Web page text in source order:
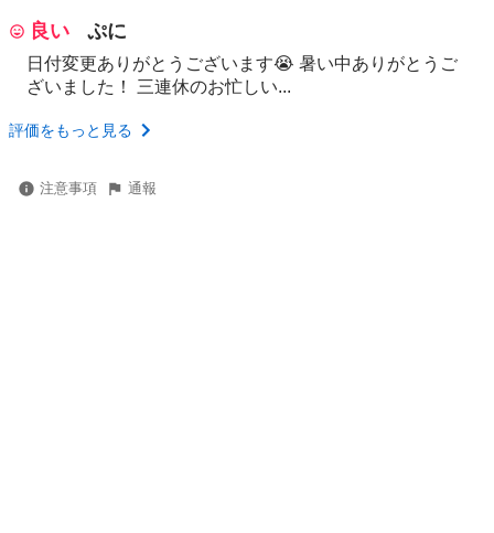
良い ぷに
日付変更ありがとうございます😭 暑い中ありがとうご
ざいました！ 三連休のお忙しい...
評価をもっと見る
注意事項 通報